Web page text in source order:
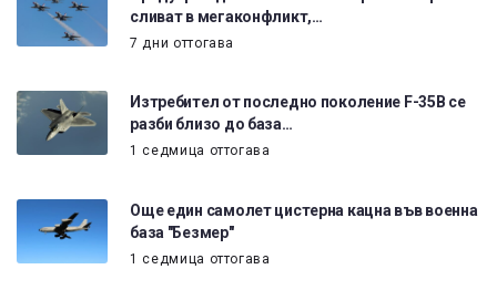
сливат в мегаконфликт,…
7 дни оттогава
Изтребител от последно поколение F-35B се
разби близо до база…
1 седмица оттогава
Още един самолет цистерна кацна във военна
база "Безмер"
1 седмица оттогава